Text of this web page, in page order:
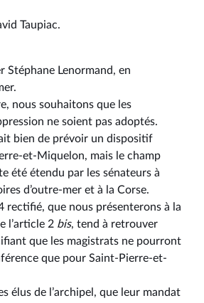
Taupiac.
Stéphane Lenormand, en
nous souhaitons que les
ne soient pas adoptés.
bien de prévoir un dispositif
et-Miquelon, mais le champ
été étendu par les sénateurs à
d’outre-mer et à la Corse.
rectifié, que nous présenterons à la
l’article 2 bis, tend à retrouver
que les magistrats ne pourront
que pour Saint-Pierre-et-
élus de l’archipel, que leur mandat